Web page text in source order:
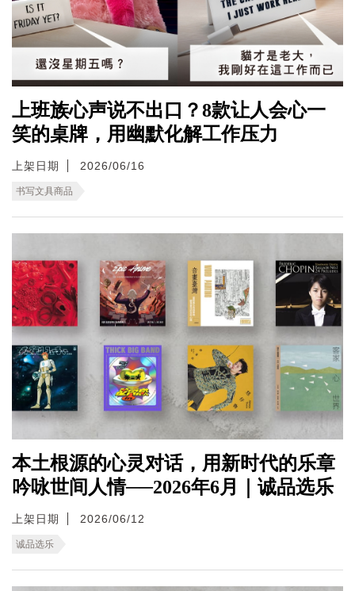
上班族心声说不出口？8款让人会心一
笑的桌牌，用幽默化解工作压力
上架日期 2026/06/16
书写文具商品
本土根源的心灵对话，用新时代的乐章
吟咏世间人情──2026年6月｜诚品选乐
上架日期 2026/06/12
诚品选乐